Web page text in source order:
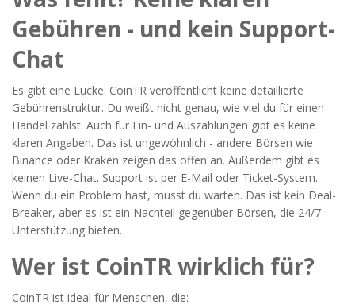
Gebühren - und kein Support-
Chat
Es gibt eine Lücke: CoinTR veröffentlicht keine detaillierte
Gebührenstruktur. Du weißt nicht genau, wie viel du für einen
Handel zahlst. Auch für Ein- und Auszahlungen gibt es keine
klaren Angaben. Das ist ungewöhnlich - andere Börsen wie
Binance oder Kraken zeigen das offen an. Außerdem gibt es
keinen Live-Chat. Support ist per E-Mail oder Ticket-System.
Wenn du ein Problem hast, musst du warten. Das ist kein Deal-
Breaker, aber es ist ein Nachteil gegenüber Börsen, die 24/7-
Unterstützung bieten.
Wer ist CoinTR wirklich für?
CoinTR ist ideal für Menschen, die: